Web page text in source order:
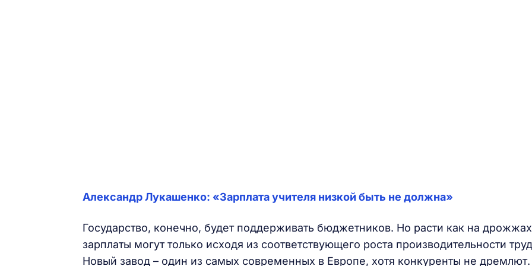
Александр Лукашенко: «Зарплата учителя низкой быть не должна»
Государство, конечно, будет поддерживать бюджетников. Но расти как на дрожжах
зарплаты могут только исходя из соответствующего роста производительности
Новый завод – один из самых современных в Европе, хотя конкуренты не